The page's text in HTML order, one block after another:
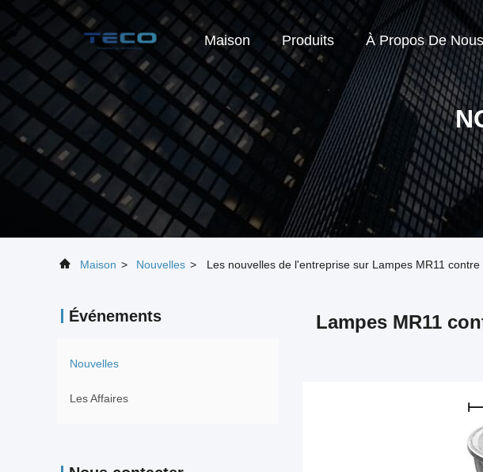
Maison Produits À Propos De Nous
Maison > Nouvelles > Les nouvelles de l'entreprise sur Lampes MR11
Événements
Nouvelles
Les Affaires
Lampes MR11